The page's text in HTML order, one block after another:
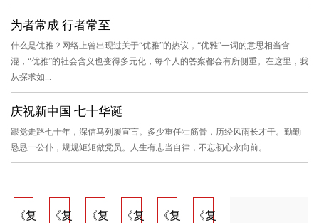
为者常成 行者常至
什么是优雅？网络上曾出现过关于“优雅”的热议，“优雅”一词的意思相当含
混，“优雅”的社会含义也变得多元化，每个人的答案都会有所侧重。在这里，我
从探求如...
庆祝新中国 七十华诞
跟党走路七十年，深信马列履宣言。多少重任壮筋骨，历经风雨长才干。勤勤
恳恳一公仆，规规矩矩做党员。人生有志当自律，不忘初心永向前。
《复
《复
《复
《复
《复
《复